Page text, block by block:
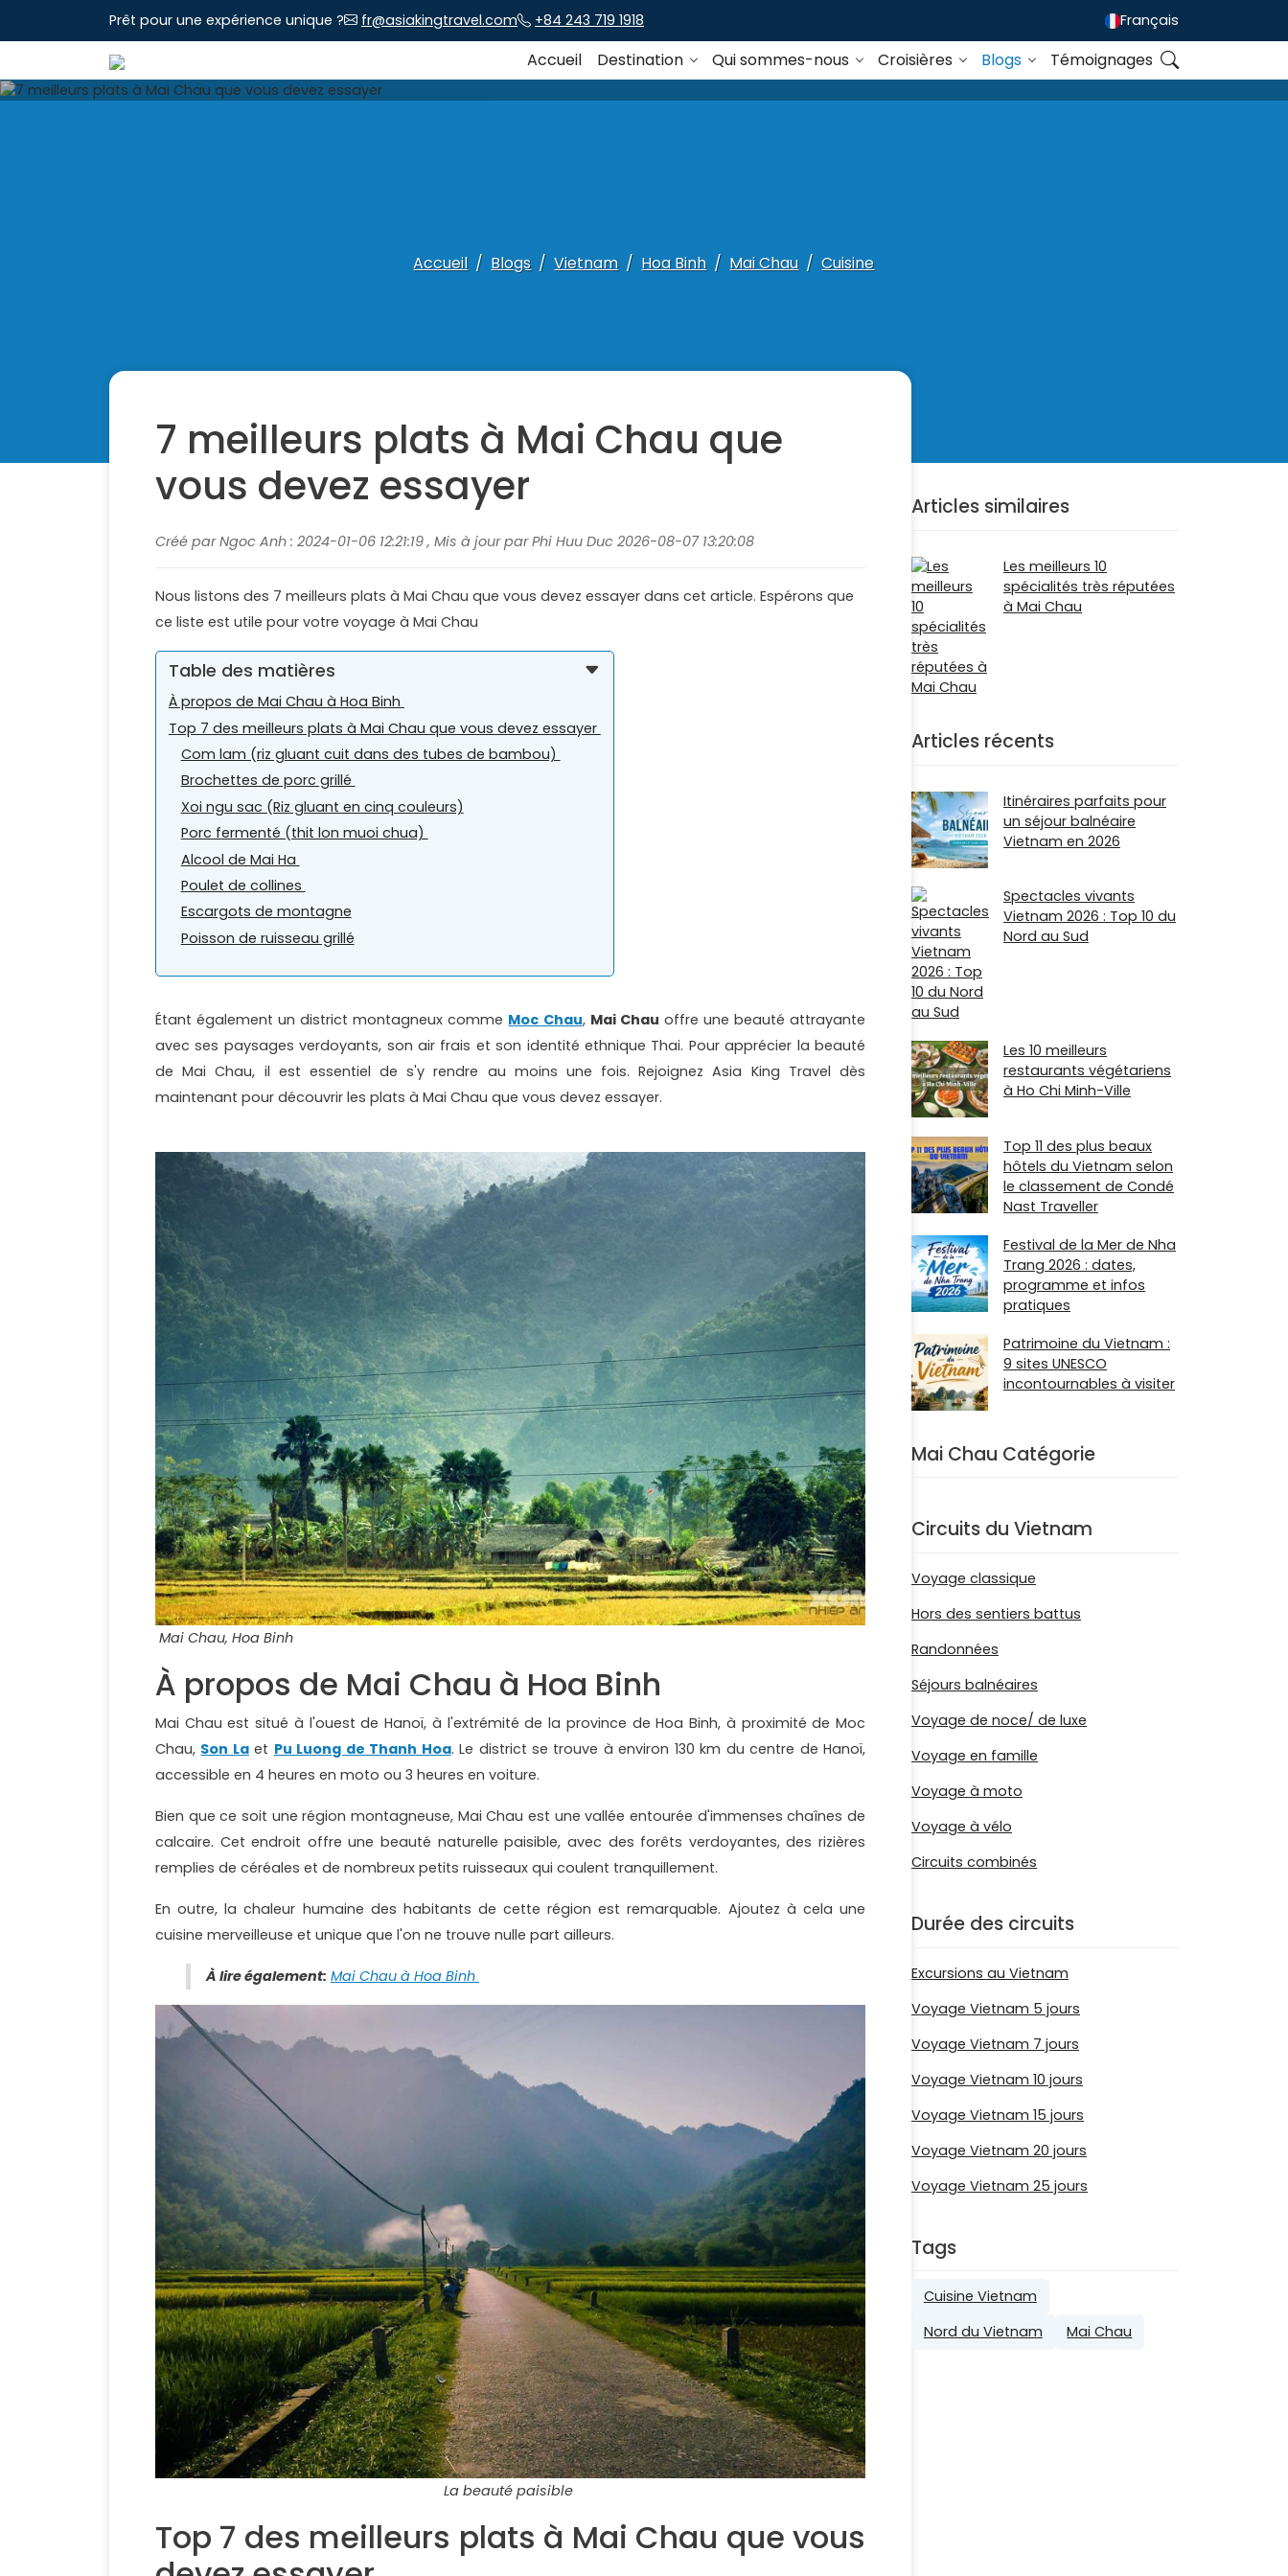
Prêt pour une expérience unique ? fr@asiakingtravel.com +84 243 719 1918 Français
Accueil Destination Qui sommes-nous Croisières Blogs Témoignages
Accueil Blogs Vietnam Hoa Binh Mai Chau Cuisine
7 meilleurs plats à Mai Chau que
vous devez essayer
Créé par Ngoc Anh : 2024-01-06 12:21:19 , Mis à jour par Phi Huu Duc 2026-08-07 13:20:08
Nous listons des 7 meilleurs plats à Mai Chau que vous devez essayer dans cet article. Espérons que
ce liste est utile pour votre voyage à Mai Chau
Table des matières
À propos de Mai Chau à Hoa Binh
Top 7 des meilleurs plats à Mai Chau que vous devez essayer
Com lam (riz gluant cuit dans des tubes de bambou)
Brochettes de porc grillé
Xoi ngu sac (Riz gluant en cinq couleurs)
Porc fermenté (thit lon muoi chua)
Alcool de Mai Ha
Poulet de collines
Escargots de montagne
Poisson de ruisseau grillé
Étant également un district montagneux comme Moc Chau, Mai Chau offre une beauté attrayante
avec ses paysages verdoyants, son air frais et son identité ethnique Thai. Pour apprécier la beauté
de Mai Chau, il est essentiel de s'y rendre au moins une fois. Rejoignez Asia King Travel dès
maintenant pour découvrir les plats à Mai Chau que vous devez essayer.
Mai Chau, Hoa Binh
À propos de Mai Chau à Hoa Binh
Mai Chau est situé à l'ouest de Hanoï, à l'extrémité de la province de Hoa Binh, à proximité de Moc
Chau, Son Laet Pu Luong de Thanh Hoa. Le district se trouve à environ 130 km du centre de Hanoï,
accessible en 4 heures en moto ou 3 heures en voiture.
Bien que ce soit une région montagneuse, Mai Chau est une vallée entourée d'immenses chaînes de
calcaire. Cet endroit offre une beauté naturelle paisible, avec des forêts verdoyantes, des rizières
remplies de céréales et de nombreux petits ruisseaux qui coulent tranquillement.
En outre, la chaleur humaine des habitants de cette région est remarquable. Ajoutez à cela une
cuisine merveilleuse et unique que l'on ne trouve nulle part ailleurs.
À lire également: Mai Chau à Hoa Binh
La beauté paisible
Top 7 des meilleurs plats à Mai Chau que vous
Articles similaires
Les meilleurs 10
spécialités très réputées
à Mai Chau
Articles récents
Itinéraires parfaits pour
un séjour balnéaire
Vietnam en 2026
Spectacles vivants
Vietnam 2026 : Top 10 du
Nord au Sud
Les 10 meilleurs
restaurants végétariens
à Ho Chi Minh-Ville
Top 11 des plus beaux
hôtels du Vietnam selon
le classement de Condé
Nast Traveller
Festival de la Mer de Nha
Trang 2026 : dates,
programme et infos
pratiques
Patrimoine du Vietnam :
9 sites UNESCO
incontournables à visiter
Mai Chau Catégorie
Circuits du Vietnam
Voyage classique
Hors des sentiers battus
Randonnées
Séjours balnéaires
Voyage de noce/ de luxe
Voyage en famille
Voyage à moto
Voyage à vélo
Circuits combinés
Durée des circuits
Excursions au Vietnam
Voyage Vietnam 5 jours
Voyage Vietnam 7 jours
Voyage Vietnam 10 jours
Voyage Vietnam 15 jours
Voyage Vietnam 20 jours
Voyage Vietnam 25 jours
Tags
Cuisine Vietnam
Nord du Vietnam
Mai Chau